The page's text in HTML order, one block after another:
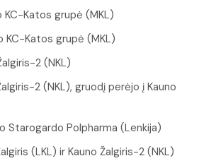
KC-Katos grupė (MKL)
KC-Katos grupė (MKL)
2 (NKL)
2 (NKL), gruodį perėjo į Kauno
Starogardo Polpharma (Lenkija)
(LKL) ir Kauno Žalgiris-2 (NKL)